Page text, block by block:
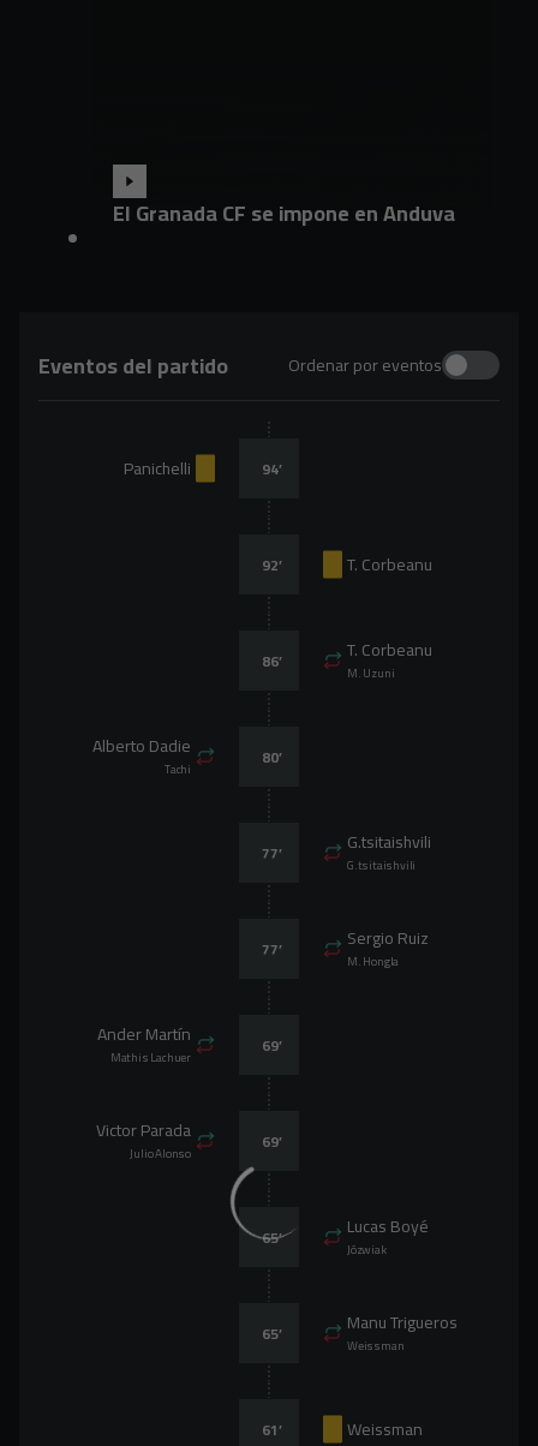
El Granada CF se impone en Anduva
Eventos del partido Ordenar por eventos
Panichelli 94’
T. Corbeanu
92’
T. Corbeanu
M. Uzuni
86’
Alberto Dadie
Tachi 80’
G.tsitaishvili
G.tsitaishvili
77’
Sergio Ruiz
M. Hongla
77’
Ander Martín
Mathis Lachuer 69’
Victor Parada
Julio Alonso 69’
Lucas Boyé
Józwiak
65’
Manu Trigueros
Weissman
65’
Weissman
61’